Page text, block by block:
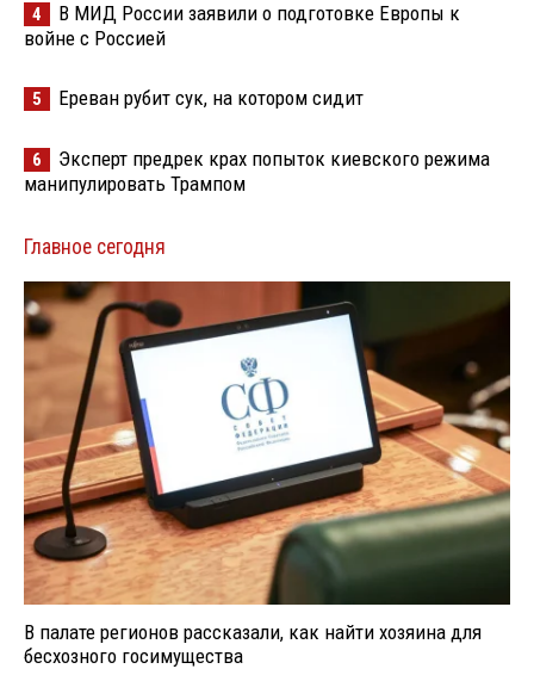
4
В МИД России заявили о подготовке Европы к
войне с Россией
5 Ереван рубит сук, на котором сидит
6
Эксперт предрек крах попыток киевского режима
манипулировать Трампом
Главное сегодня
В палате регионов рассказали, как найти хозяина для
бесхозного госимущества